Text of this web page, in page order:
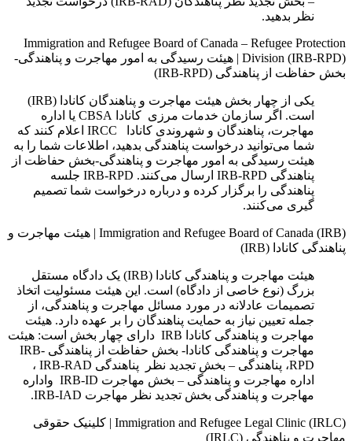
نظر بدهید.
Immigration and Refugee Board of Canada – Refugee Protection
Division (IRB-RPD)
| هیئت رسيدگى به امور مهاجرت و پناهندگى-
بخش حفاظت از پناهندگی (IRB-RPD)
یکی از چهار بخش هیئت مهاجرت و پناهندگان کانادا (IRB)
است. اگر سازمان خدمات مرزی کانادا CBSA یا اداره
مهاجرت، پناهندگان و شهروندی کانادا IRCC اعلام کنند که
شما می‌توانید درخواست پناهندگی بدهید، اطلاعات شما را به
هیئت رسيدگى به امور مهاجرت و پناهندگى-بخش حفاظت از
پناهندگی IRB-RPD ارسال می‌کنند. IRB-RPD جلسه
پناهندگی را برگزار کرده و درباره درخواست شما تصمیم‌
گیری می‌کنند.
Immigration and Refugee Board of Canada (IRB)
| هیئت مهاجرت و
پناهندگی کانادا (IRB)
هیئت مهاجرت و پناهندگی کانادا (IRB) یک دادگاه مستقل
بزرگ (نوع خاصی از دادگاه) است. این هیئت مسئولیت اتخاذ
تصمیمات عادلانه در مورد مسائل مهاجرت و پناهندگی، از
جمله تعیین نیاز به حمایت پناهندگان را بر عهده دارد. هیئت
مهاجرت و پناهندگی کانادا IRB دارای چهار بخش است: هیئت
مهاجرت و پناهندگی کانادا- بخش حفاظت از پناهندگی IRB-
RPD، پناهندگی – بخش تجدید نظر پناهندگی IRB-RAD ،
اداره مهاجرت و پناهندگی – بخش مهاجرت IRB-ID واداره
مهاجرت و پناهندگی بخش تجدید نظر مهاجرت IRB-IAD.
Immigration and Refugee Legal Clinic (IRLC)
| کلینیک حقوقی
مهاجرت و پناهندگی (IRLC)